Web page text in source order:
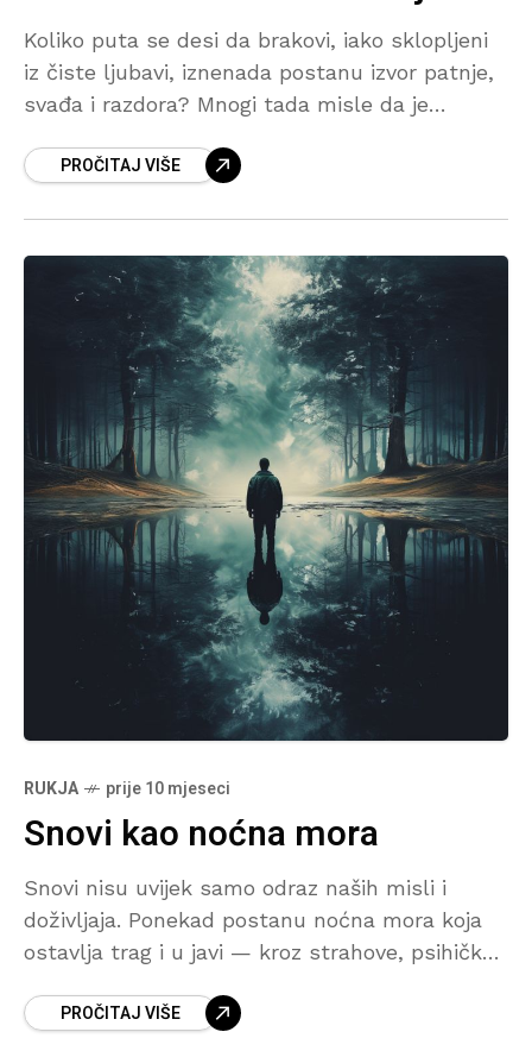
Koliko puta se desi da brakovi, iako sklopljeni
iz čiste ljubavi, iznenada postanu izvor patnje,
svađa i razdora? Mnogi tada misle da je
ili svakodnevnim nesuglasicama, a zapravo se
podvala može unijeti mržnju među one koji su
se zakleli na zajednički život, ali i kako
Allahova pomoć vraća izgubljenu ljubav i
PROČITAJ VIŠE
RUKJA prije 10 mjeseci
Snovi kao noćna mora
Snovi nisu uvijek samo odraz naših misli i
doživljaja. Ponekad postanu noćna mora koja
ostavlja trag i u javi — kroz strahove, psihičke
mladi su na takve utjecaje posebno osjetljivi, a
PROČITAJ VIŠE